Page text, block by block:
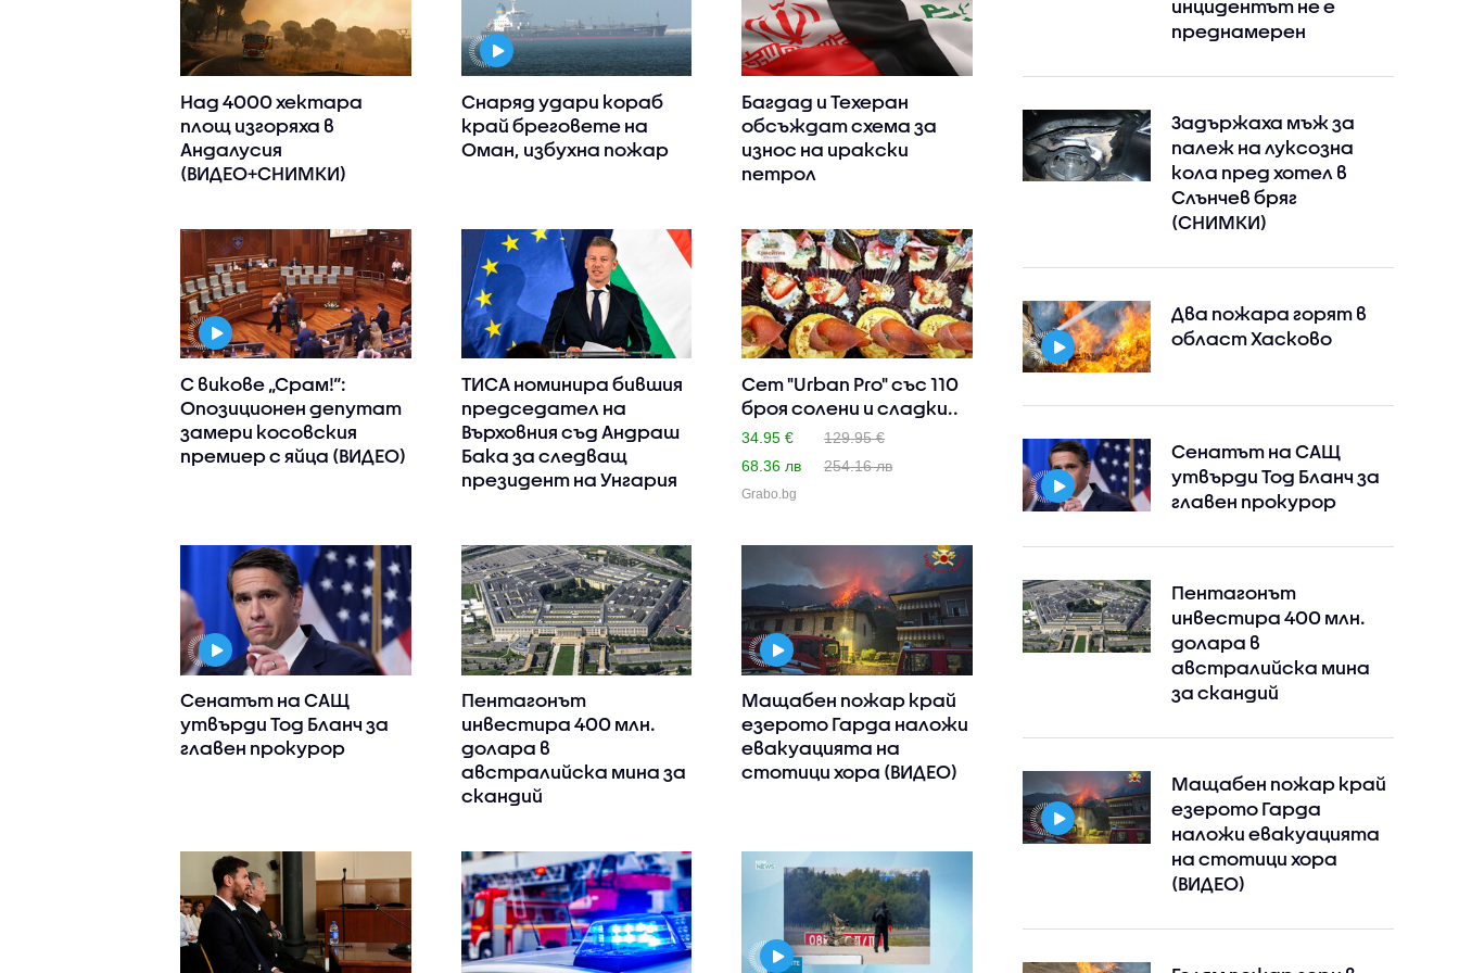
Над 4000 хектара
площ изгоряха в
Андалусия
(ВИДЕО+СНИМКИ)
Снаряд удари кораб
край бреговете на
Оман, избухна пожар
Багдад и Техеран
обсъждат схема за
износ на иракски
петрол
С викове „Срам!“:
Опозиционен депутат
замери косовския
премиер с яйца (ВИДЕО)
ТИСА номинира бившия
председател на
Върховния съд Андраш
Бака за следващ
президент на Унгария
Сет "Urban Pro" със 110
броя солени и сладки..
34.95 €
129.95 €
68.36 лв
254.16 лв
Grabo.bg
Сенатът на САЩ
утвърди Тод Бланч за
главен прокурор
Пентагонът
инвестира 400 млн.
долара в
австралийска мина за
скандий
Мащабен пожар край
езерото Гарда наложи
евакуацията на
стотици хора (ВИДЕО)
инцидентът не е
преднамерен
Задържаха мъж за
палеж на луксозна
кола пред хотел в
Слънчев бряг
(СНИМКИ)
Два пожара горят в
област Хасково
Сенатът на САЩ
утвърди Тод Бланч за
главен прокурор
Пентагонът
инвестира 400 млн.
долара в
австралийска мина
за скандий
Мащабен пожар край
езерото Гарда
наложи евакуацията
на стотици хора
(ВИДЕО)